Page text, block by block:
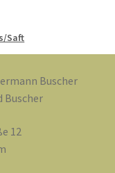
Saft
Buscher
Buscher
12